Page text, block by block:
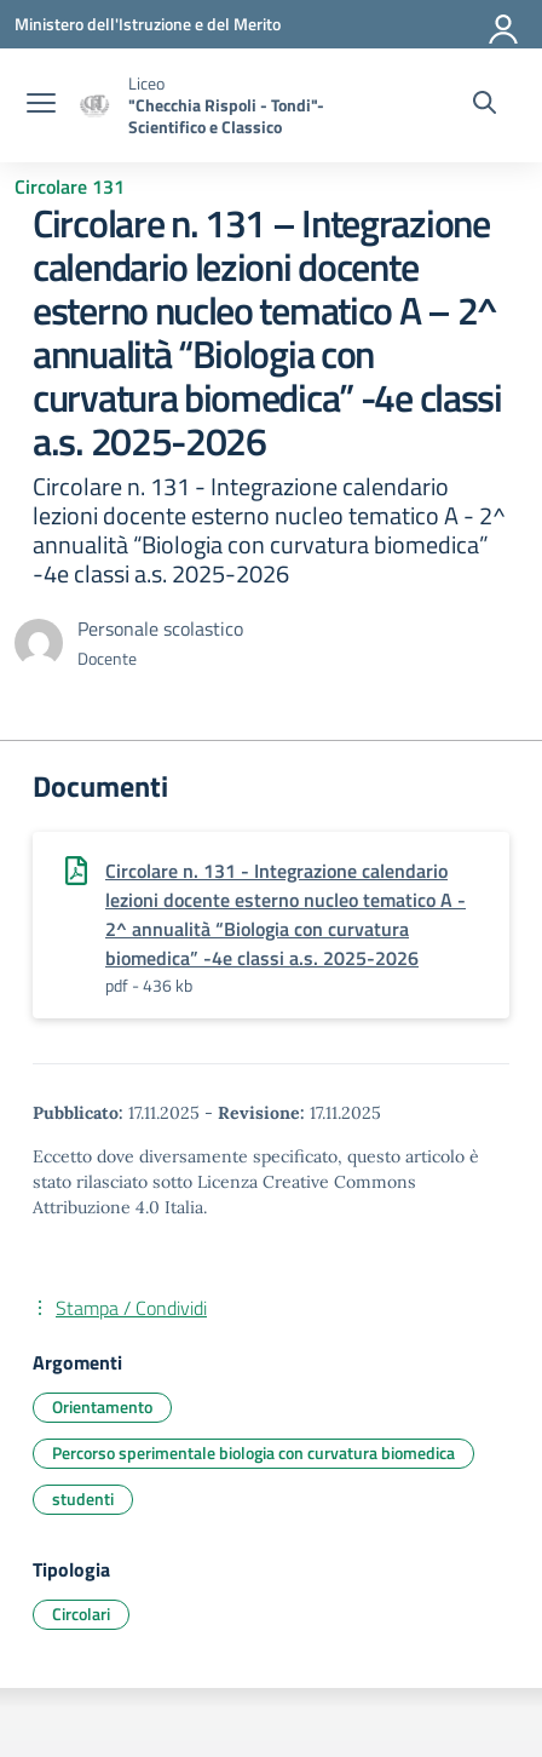
Vai ai contenuti
Vai al menu di navigazione
Vai al footer
Ministero dell'Istruzione e del Merito
Liceo
"Checchia Rispoli - Tondi"-
Scientifico e Classico
Circolare 131
Circolare n. 131 – Integrazione
calendario lezioni docente
esterno nucleo tematico A – 2^
annualità “Biologia con
curvatura biomedica” -4e classi
a.s. 2025-2026
Circolare n. 131 - Integrazione calendario
lezioni docente esterno nucleo tematico A - 2^
annualità “Biologia con curvatura biomedica”
-4e classi a.s. 2025-2026
Personale scolastico
Docente
Documenti
Circolare n. 131 - Integrazione calendario
lezioni docente esterno nucleo tematico A -
2^ annualità “Biologia con curvatura
biomedica” -4e classi a.s. 2025-2026
pdf - 436 kb
Pubblicato: 17.11.2025 - Revisione: 17.11.2025
Eccetto dove diversamente specificato, questo articolo è
stato rilasciato sotto Licenza Creative Commons
Attribuzione 4.0 Italia.
Stampa / Condividi
Argomenti
Orientamento
Percorso sperimentale biologia con curvatura biomedica
studenti
Tipologia
Circolari